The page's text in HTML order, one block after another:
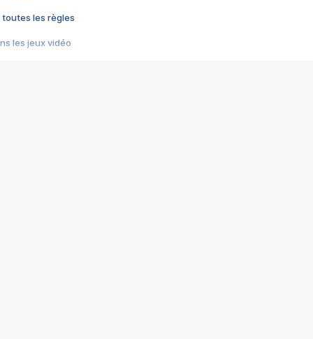
toutes les règles
les jeux vidéo